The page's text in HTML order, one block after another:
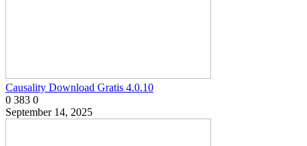
Causality Download Gratis 4.0.10
0 383 0
September 14, 2025